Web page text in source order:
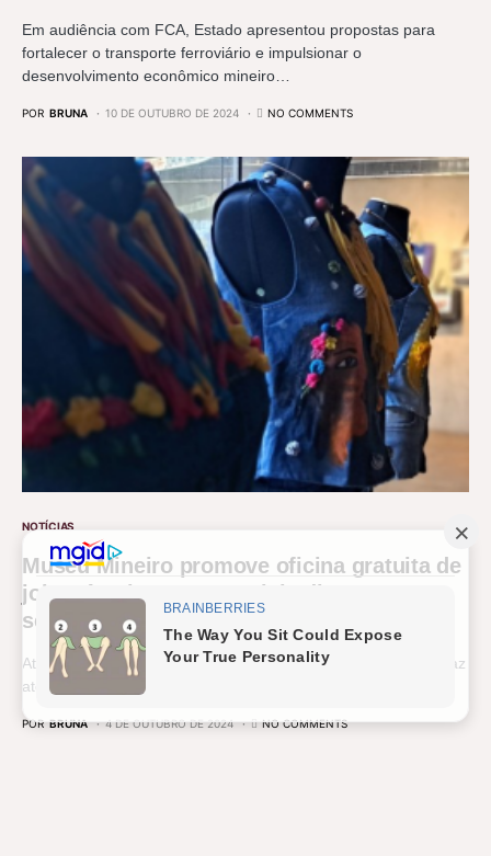
Em audiência com FCA, Estado apresentou propostas para
fortalecer o transporte ferroviário e impulsionar o
desenvolvimento econômico mineiro…
POR BRUNA 10 DE OUTUBRO DE 2024 NO COMMENTS
NOTÍCIAS
Museu Mineiro promove oficina gratuita de
joias têxteis com materiais diversos que
seriam descartados
Atividade faz parte da programação exposição “Nós”, em cartaz
até o dia 16 de outubro Na próxima terça-feira…
POR BRUNA 4 DE OUTUBRO DE 2024 NO COMMENTS